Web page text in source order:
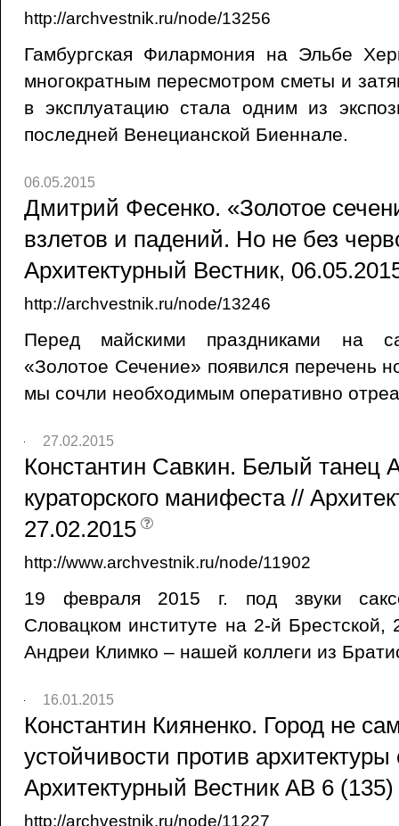
http://archvestnik.ru/node/13256
Гамбургская Филармония на Эльбе
многократным пересмотром сметы и
в эксплуатацию стала одним из
последней Венецианской Биеннале.
06.05.2015
Дмитрий Фесенко. «Золотое
взлетов и падений. Но не без
Архитектурный Вестник,
http://archvestnik.ru/node/13246
Перед майскими праздниками на
«Золотое Сечение» появился перечень
мы сочли необходимым оперативно
27.02.2015
Константин Савкин. Белый танец
кураторского манифеста //
27.02.2015
http://www.archvestnik.ru/node/11902
19 февраля 2015 г. под звуки
Словацком институте на 2-й Брестской,
Андреи Климко – нашей коллеги из
16.01.2015
Константин Кияненко. Город не
устойчивости против архитектуры
Архитектурный Вестник AB 6
http://archvestnik.ru/node/11227